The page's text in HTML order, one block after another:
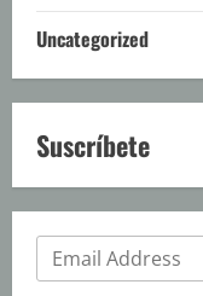
Uncategorized
Suscríbete